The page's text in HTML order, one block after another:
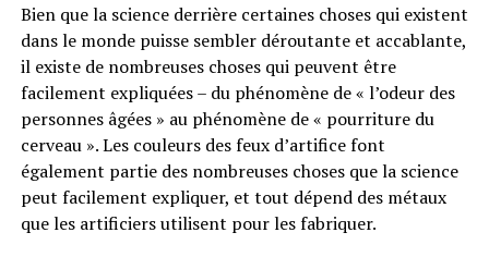
Bien que la science derrière certaines choses qui existent
dans le monde puisse sembler déroutante et accablante,
il existe de nombreuses choses qui peuvent être
facilement expliquées – du phénomène de « l’odeur des
personnes âgées » au phénomène de « pourriture du
cerveau ». Les couleurs des feux d’artifice font
également partie des nombreuses choses que la science
peut facilement expliquer, et tout dépend des métaux
que les artificiers utilisent pour les fabriquer.